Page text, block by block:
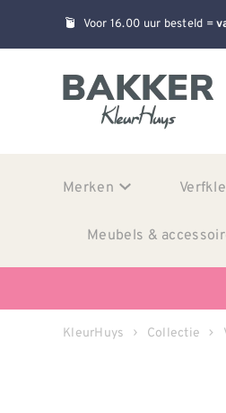
Voor 16.00 uur besteld =
Merken
Meubels &
KleurHuys Collectie